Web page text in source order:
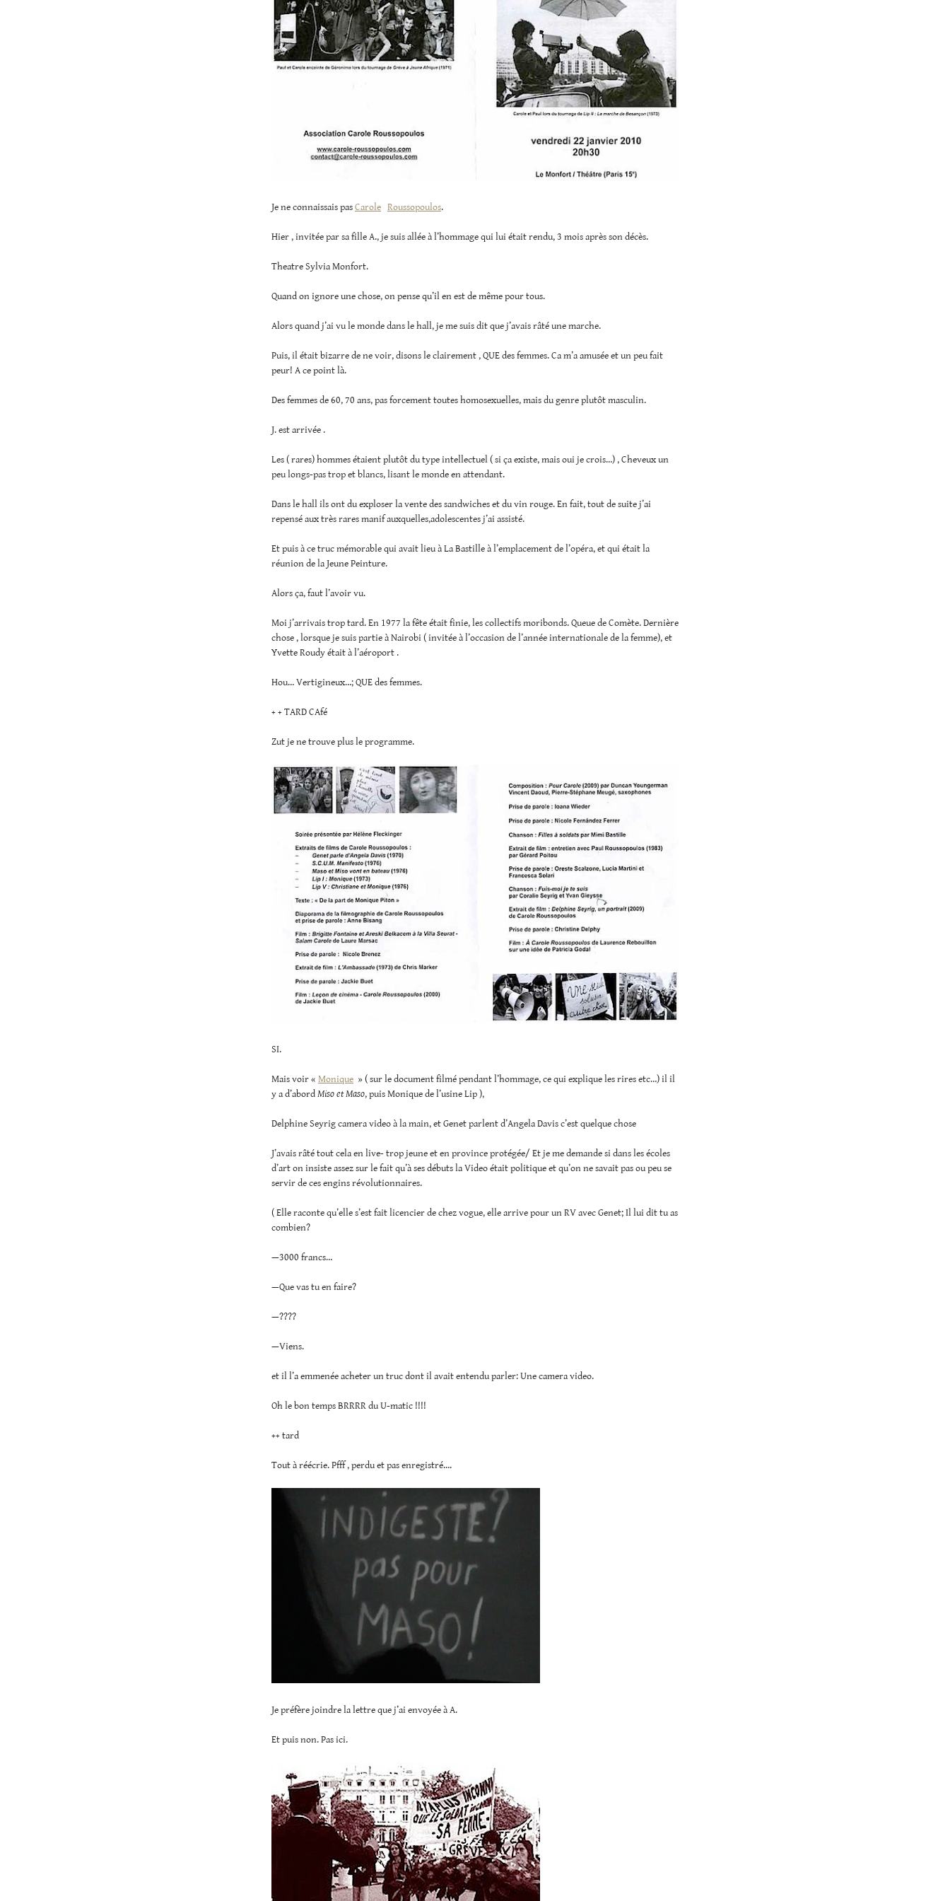
Je ne connaissais pasCarole Roussopoulos.
Hier , invitée par sa fille A., je suis allée à l’hommage qui lui était rendu, 3 mois après son décès.
Theatre Sylvia Monfort.
Quand on ignore une chose, on pense qu’il en est de même pour tous.
Alors quand j’ai vu le monde dans le hall, je me suis dit que j’avais râté une marche.
Puis, il était bizarre de ne voir, disons le clairement , QUE des femmes. Ca m’a amusée et un peu fait
peur! A ce point là.
Des femmes de 60, 70 ans, pas forcement toutes homosexuelles, mais du genre plutôt masculin.
J. est arrivée .
Les ( rares) hommes étaient plutôt du type intellectuel ( si ça existe, mais oui je crois…) , Cheveux un
peu longs-pas trop et blancs, lisant le monde en attendant.
Dans le hall ils ont du exploser la vente des sandwiches et du vin rouge. En fait, tout de suite j’ai
repensé aux très rares manif auxquelles,adolescentes j’ai assisté.
Et puis à ce truc mémorable qui avait lieu à La Bastille à l’emplacement de l’opéra, et qui était la
réunion de la Jeune Peinture.
Alors ça, faut l’avoir vu.
Moi j’arrivais trop tard. En 1977 la fête était finie, les collectifs moribonds. Queue de Comète. Dernière
chose , lorsque je suis partie à Nairobi ( invitée à l’occasion de l’année internationale de la femme), et
Yvette Roudy était à l’aéroport .
Hou… Vertigineux…; QUE des femmes.
+ + TARD CAfé
Zut je ne trouve plus le programme.
SI.
Mais voir « Monique » ( sur le document filmé pendant l’hommage, ce qui explique les rires etc…) il il
y a d’abordMiso et Maso, puis Monique de l’usine Lip ),
Delphine Seyrig camera video à la main, et Genet parlent d’Angela Davis c’est quelque chose
J’avais râté tout cela en live- trop jeune et en province protégée/ Et je me demande si dans les écoles
d’art on insiste assez sur le fait qu’à ses débuts la Video était politique et qu’on ne savait pas ou peu se
servir de ces engins révolutionnaires.
( Elle raconte qu’elle s’est fait licencier de chez vogue, elle arrive pour un RV avec Genet; Il lui dit tu as
combien?
—3000 francs…
—Que vas tu en faire?
—????
—Viens.
et il l’a emmenée acheter un truc dont il avait entendu parler: Une camera video.
Oh le bon temps BRRRR du U-matic !!!!
++ tard
Tout à réécrie. Pfff , perdu et pas enregistré….
Je préfère joindre la lettre que j’ai envoyée à A.
Et puis non. Pas ici.